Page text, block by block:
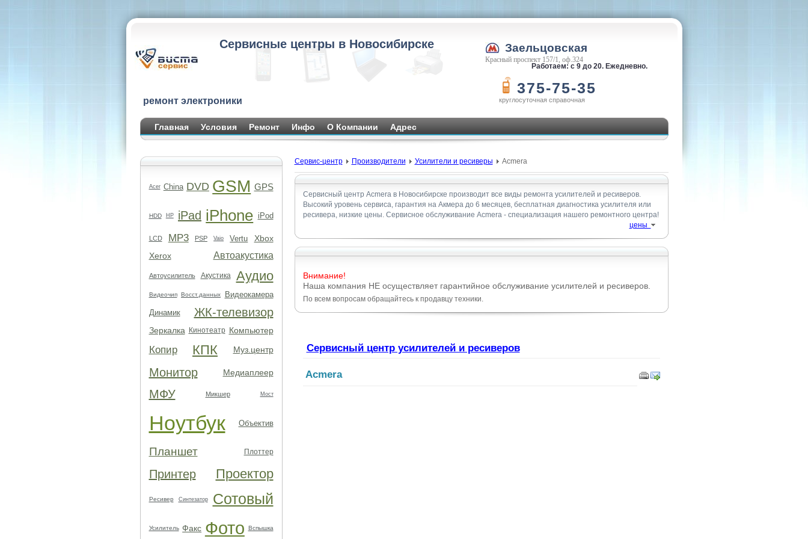
Сервисные центры в Новосибирске
ремонт электроники
Заельцовская
Красный проспект 157/1, оф.324
Работаем: с 9 до 20. Ежедневно.
375-75-35
круглосуточная справочная
Главная Условия Ремонт Инфо О Компании Адрес
Acer China DVD GSM GPS
HDD HP iPad iPhone iPod
LCD MP3 PSP Vaio Vertu
Xbox
Xerox
Автоакустика
Автоусилитель Акустика Аудио
Видеочип Восст.данных
Видеокамера
Динамик
ЖК-телевизор
Зеркалка Кинотеатр Компьютер
Копир КПК Муз.центр
Монитор Медиаплеер
МФУ Микшер Мост
Ноутбук Объектив
Планшет Плоттер
Принтер Проектор
Ресивер Синтезатор Сотовый
Усилитель Факс Фото Вспышка
Сервис-центр Производители Усилители и ресиверы Acmera
Сервисный центр Acmera в Новосибирске производит все виды ремонта усилителей и ресиверов.
Высокий уровень сервиса, гарантия на Акмера до 6 месяцев, бесплатная диагностика усилителя или
ресивера, низкие цены. Сервисное обслуживание Acmera - специализация нашего ремонтного центра!
цены
Внимание!
Наша компания НЕ осуществляет гарантийное обслуживание усилителей и ресиверов.
По всем вопросам обращайтесь к продавцу техники.
Сервисный центр усилителей и ресиверов
Acmera